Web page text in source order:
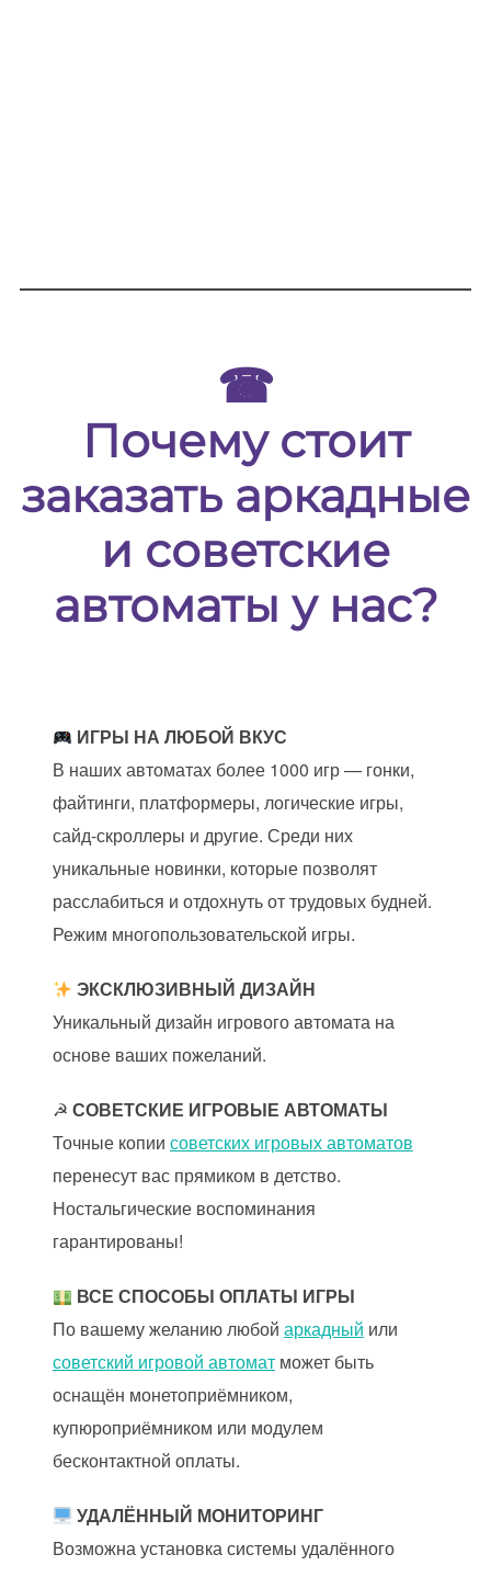
☎︎
Почему стоит
заказать аркадные
и советские
автоматы у нас?
ИГРЫ НА ЛЮБОЙ ВКУС
В наших автоматах более 1000 игр — гонки,
файтинги, платформеры, логические игры,
сайд-скроллеры и другие. Среди них
уникальные новинки, которые позволят
расслабиться и отдохнуть от трудовых будней.
Режим многопользовательской игры.
ЭКСКЛЮЗИВНЫЙ ДИЗАЙН
Уникальный дизайн игрового автомата на
основе ваших пожеланий.
☭ СОВЕТСКИЕ ИГРОВЫЕ АВТОМАТЫ
Точные копии советских игровых автоматов
перенесут вас прямиком в детство.
Ностальгические воспоминания
гарантированы!
ВСЕ СПОСОБЫ ОПЛАТЫ ИГРЫ
По вашему желанию любой аркадный или
советский игровой автоматможет быть
оснащён монетоприёмником,
купюроприёмником или модулем
бесконтактной оплаты.
УДАЛЁННЫЙ МОНИТОРИНГ
Возможна установка системы удалённого